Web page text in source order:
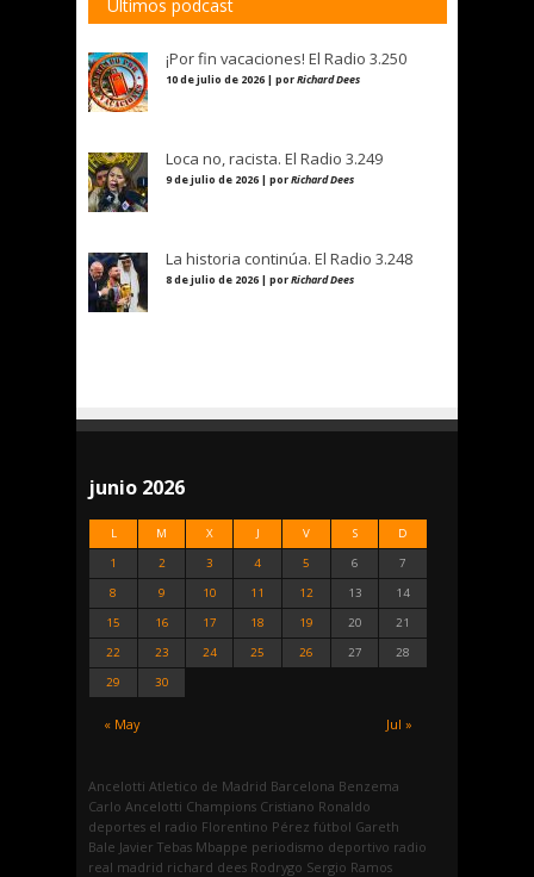
Últimos podcast
¡Por fin vacaciones! El Radio 3.250
10 de julio de 2026 | porRichard Dees
Loca no, racista. El Radio 3.249
9 de julio de 2026 | porRichard Dees
La historia continúa. El Radio 3.248
8 de julio de 2026 | porRichard Dees
junio 2026
L M X J V S D
« May Jul »
1 2 3 4 5 6
7
8
9 10 11 12 13
14
15
16 17 18 19 20
21
22
23 24 25 26 27
28
29
30
Ancelotti Atletico de Madrid Barcelona Benzema
Carlo Ancelotti Champions Cristiano Ronaldo
deportes el radio Florentino Pérez fútbol Gareth
Bale Javier Tebas Mbappe periodismo deportivo radio
real madrid richard dees Rodrygo Sergio Ramos